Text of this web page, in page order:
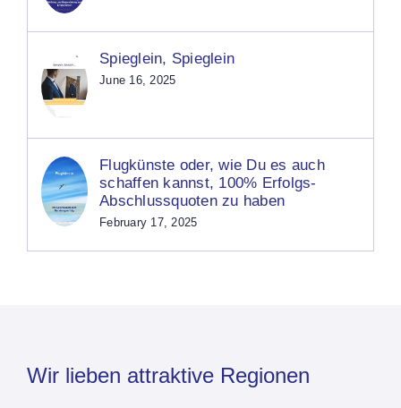
Spieglein, Spieglein
June 16, 2025
Flugkünste oder, wie Du es auch
schaffen kannst, 100% Erfolgs-
Abschlussquoten zu haben
February 17, 2025
Wir lieben attraktive Regionen